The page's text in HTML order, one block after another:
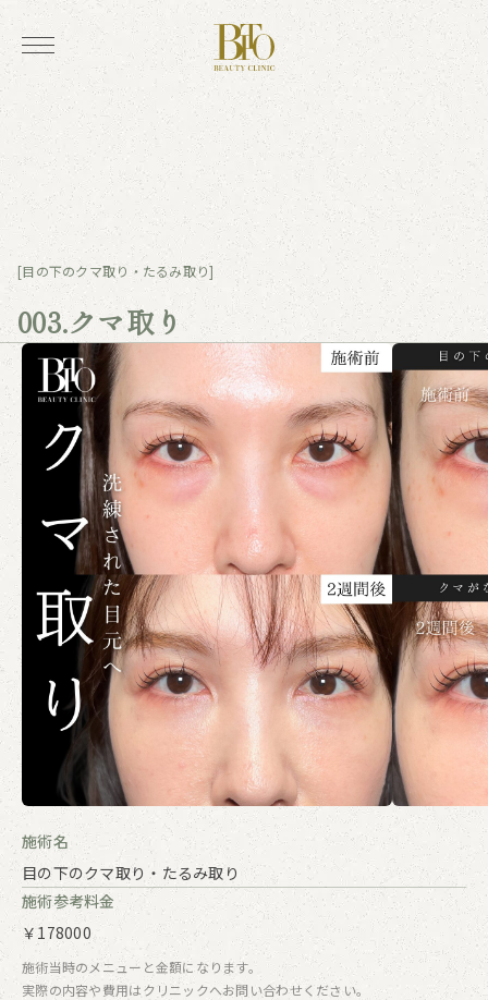
[目の下のクマ取り・たるみ取り]
003.クマ取り
施術名
目の下のクマ取り・たるみ取り
施術参考料金
￥178000
施術当時のメニューと金額になります。
実際の内容や費用はクリニックへお問い合わせください。